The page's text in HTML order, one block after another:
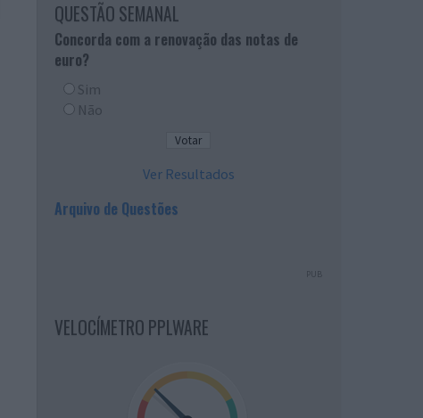
QUESTÃO SEMANAL
Concorda com a renovação das notas de
euro?
Sim
Não
Ver Resultados
Arquivo de Questões
PUB
VELOCÍMETRO PPLWARE